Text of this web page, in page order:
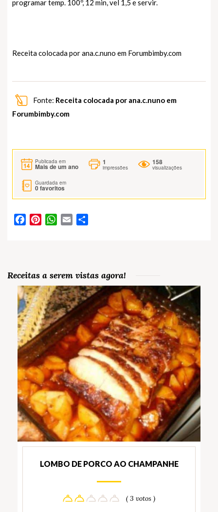
programar temp. 100º, 12 min, vel 1,5 e servir.
Receita colocada por ana.c.nuno em Forumbimby.com
Fonte: Receita colocada por ana.c.nuno em
Forumbimby.com
Publicada em
Mais de um ano
1
impressões
158
visualizações
Guardada em
0favoritos
FacebookPinterestWhatsApp
Email
Receitas a serem vistas agora!
LOMBO DE PORCO AO CHAMPANHE
( 3 votos )